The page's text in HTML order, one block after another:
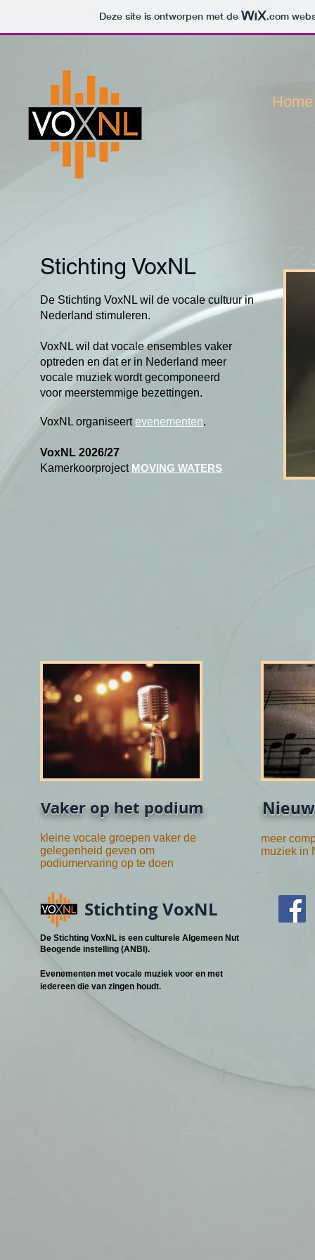
Deze site is ontworpen met de .com
Home
Stichting VoxNL
De Stichting VoxNL wil de vocale cultuur in
Nederland stimuleren.
VoxNL wil dat vocale ensembles vaker
optreden en dat er in Nederland meer
vocale muziek wordt gecomponeerd
voor meerstemmige bezettingen.
VoxNL organiseertevenementen.
VoxNL 2026/27
Kamerkoorproject MOVING WATERS
Vaker op het podium
kleine vocale groepen vaker de
gelegenheid geven om
podiumervaring op te doen
meer
muziek in
Stichting VoxNL
De Stichting VoxNL is een culturele Algemeen Nut
Beogende instelling (ANBI).
Evenementen met vocale muziek voor en met
iedereen die van zingen houdt.